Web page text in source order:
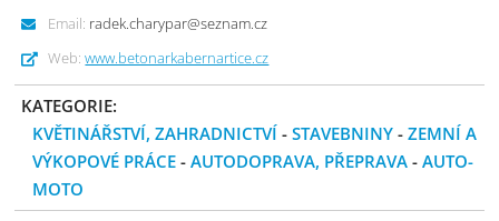
Email: radek.charypar@seznam.cz
Web: www.betonarkabernartice.cz
KATEGORIE:
KVĚTINÁŘSTVÍ, ZAHRADNICTVÍ -STAVEBNINY -ZEMNÍ A
VÝKOPOVÉ PRÁCE -AUTODOPRAVA, PŘEPRAVA -AUTO-
MOTO